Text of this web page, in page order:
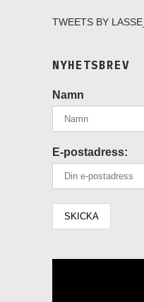
TWEETS BY
NYHETSBREV
Namn
E-postadress: